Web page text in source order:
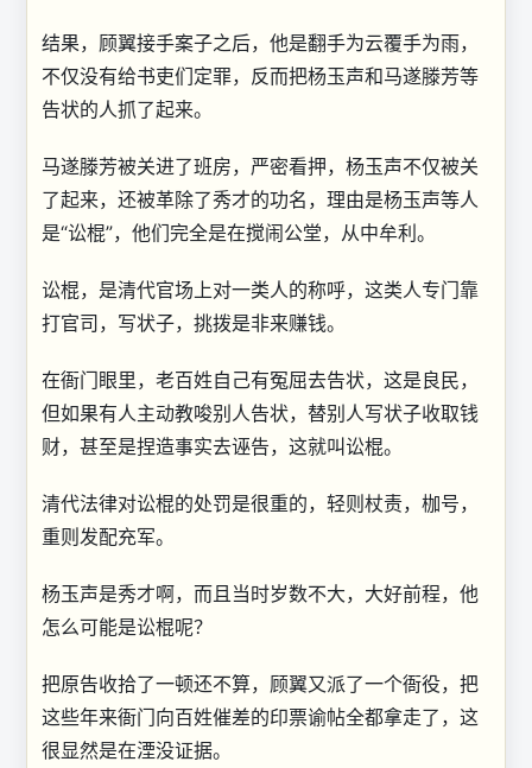
结果，顾翼接手案子之后，他是翻手为云覆手为雨，
不仅没有给书吏们定罪，反而把杨玉声和马遂滕芳等
告状的人抓了起来。
马遂滕芳被关进了班房，严密看押，杨玉声不仅被关
了起来，还被革除了秀才的功名，理由是杨玉声等人
是“讼棍”，他们完全是在搅闹公堂，从中牟利。
讼棍，是清代官场上对一类人的称呼，这类人专门靠
打官司，写状子，挑拨是非来赚钱。
在衙门眼里，老百姓自己有冤屈去告状，这是良民，
但如果有人主动教唆别人告状，替别人写状子收取钱
财，甚至是捏造事实去诬告，这就叫讼棍。
清代法律对讼棍的处罚是很重的，轻则杖责，枷号，
重则发配充军。
杨玉声是秀才啊，而且当时岁数不大，大好前程，他
怎么可能是讼棍呢？
把原告收拾了一顿还不算，顾翼又派了一个衙役，把
这些年来衙门向百姓催差的印票谕帖全都拿走了，这
很显然是在湮没证据。